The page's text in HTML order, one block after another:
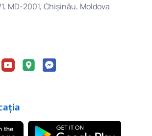
MD-2001, Chișinău, Moldova